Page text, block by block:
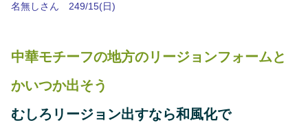
名無しさん 249/15(日)
中華モチーフの地方のリージョンフォームと
かいつか出そう
むしろリージョン出すなら和風化で